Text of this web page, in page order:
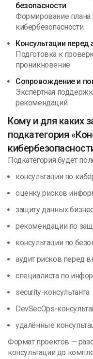
безопасности
Формирование
кибербезопасности.
Консультации перед
Подготовка к
проникновение.
Сопровождение и
Экспертная
рекомендаций.
Кому и для каких
подкатегория
Подкатегория будет
консультации по
оценку рисков
защиту данных
рекомендации по
консультации по
аудит рисков перед
специалиста по
security-консультанта
DevSecOps-
удалённые
Формат проектов —
консультации до